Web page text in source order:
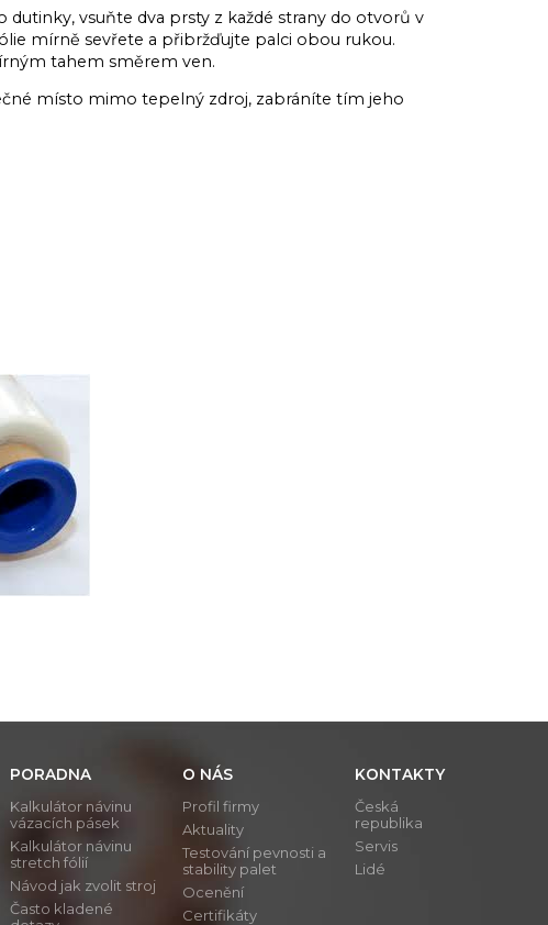
dutinky, vsuňte dva prsty z každé strany do otvorů v
mírně sevřete a přibržďujte palci obou rukou.
tahem směrem ven.
místo mimo tepelný zdroj, zabráníte tím jeho
PORADNA
Kalkulátor návinu
vázacích pásek
Kalkulátor návinu
stretch fólií
Návod jak zvolit stroj
Často kladené
O NÁS
Profil firmy
Aktuality
Testování pevnosti a
stability palet
Ocenění
Certifikáty
KONTAKTY
Česká
republika
Servis
Lidé